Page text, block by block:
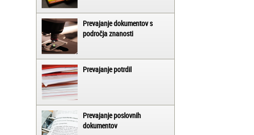
Prevajanje dokumentov s
področja znanosti
Prevajanje potrdil
Prevajanje poslovnih
dokumentov